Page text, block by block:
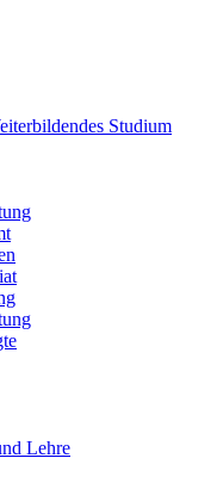
Studium
Lehre